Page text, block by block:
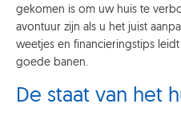
gekomen is om uw huis te
avontuur zijn als u het juist
weetjes en financieringstips
goede banen.
De staat van het